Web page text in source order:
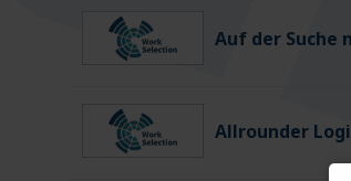
Auf der Suche
Allrounder